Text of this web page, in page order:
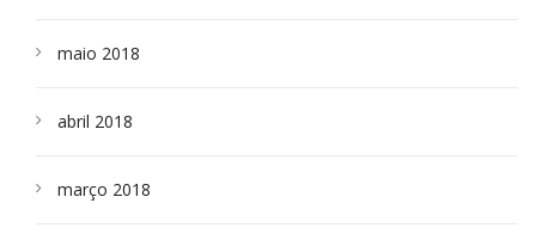
maio 2018
abril 2018
março 2018